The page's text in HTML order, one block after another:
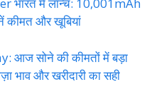
भारत में लॉन्च: 10,001mAh
कीमत और खूबियां
आज सोने की कीमतों में बड़ा
भाव और खरीदारी का सही